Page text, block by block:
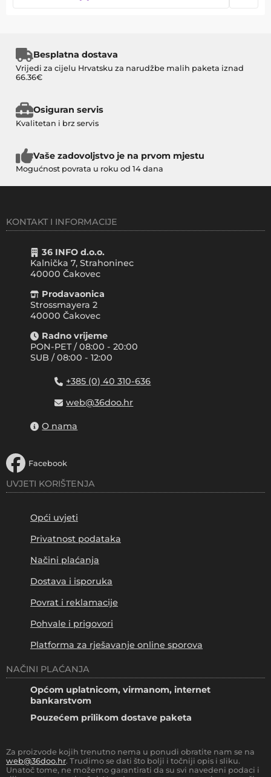
Besplatna dostava
Vrijedi za cijelu Hrvatsku za narudžbe malih paketa iznad
66.36€
Osiguran servis
Kvalitetan i brz servis
Vaše zadovoljstvo je na prvom mjestu
Mogućnost povrata u roku od 14 dana
KONTAKT I INFORMACIJE
36 INFO d.o.o.
Kalnička 7, Strahoninec
40000 Čakovec
Prodavaonica
Strossmayera 2
40000 Čakovec
Radno vrijeme
PON-PET / 08:00 - 20:00
SUB / 08:00 - 12:00
+385 (0) 40 310-636
web@36doo.hr
O nama
Facebook
UVJETI KORIŠTENJA
Opći uvjeti
Privatnost podataka
Načini plaćanja
Dostava i isporuka
Povrat i reklamacije
Pohvale i prigovori
Platforma za rješavanje online sporova
NAČINI PLAĆANJA
Općom uplatnicom, virmanom, internet
bankarstvom
Pouzećem prilikom dostave paketa
Za proizvode kojih trenutno nema u ponudi obratite nam se na
web@36doo.hr. Trudimo se dati što bolji i točniji opis i sliku.
Unatoč tome, ne možemo garantirati da su svi navedeni podaci i